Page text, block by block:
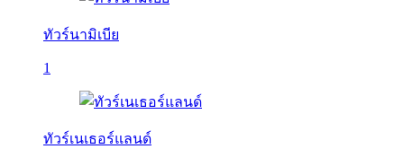
ทัวร์นามิเบีย
1
ทัวร์เนเธอร์แลนด์